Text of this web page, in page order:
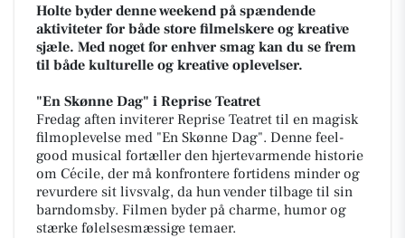
Holte byder denne weekend på spændende
aktiviteter for både store filmelskere og kreative
sjæle. Med noget for enhver smag kan du se frem
til både kulturelle og kreative oplevelser.
"En Skønne Dag" i Reprise Teatret
Fredag aften inviterer Reprise Teatret til en magisk
filmoplevelse med "En Skønne Dag". Denne feel-
good musical fortæller den hjertevarmende historie
om Cécile, der må konfrontere fortidens minder og
revurdere sit livsvalg, da hun vender tilbage til sin
barndomsby. Filmen byder på charme, humor og
stærke følelsesmæssige temaer.